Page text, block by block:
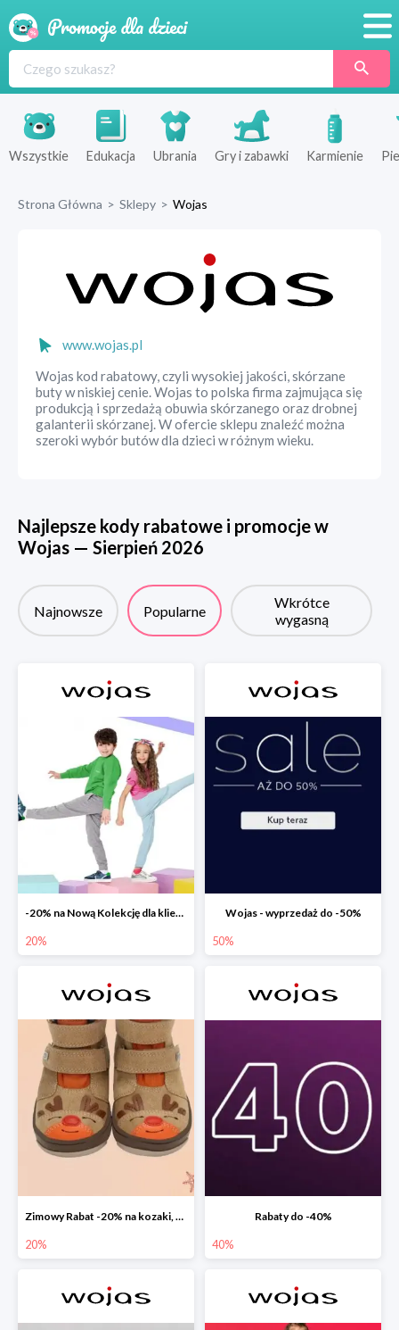
Produkty
Sklepy
Wszystkie Edukacja Ubrania Gry i zabawki Karmienie
Strona Główna > Sklepy > Wojas
www.wojas.pl
Wojas kod rabatowy, czyli wysokiej jakości, skórzane
buty w niskiej cenie. Wojas to polska firma zajmująca się
produkcją i sprzedażą obuwia skórzanego oraz drobnej
galanterii skórzanej. W ofercie sklepu znaleźć można
szeroki wybór butów dla dzieci w różnym wieku.
Najlepsze kody rabatowe i promocje w
Wojas — Sierpień 2026
Najnowsze Popularne
Wkrótce
wygasną
-20% na Nową Kolekcję dla klientów PREMIUM
20%
Wojas - wyprzedaż do -50%
50%
Zimowy Rabat -20% na kozaki, botki, trzewiki, wyprzedaż
20%
Rabaty do -40%
40%